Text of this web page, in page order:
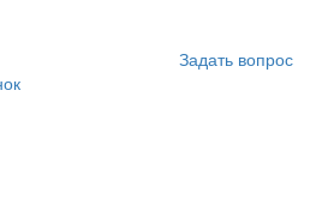
Задать вопрос